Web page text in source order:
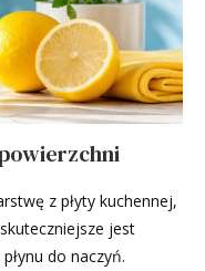
z płyty kuchennej,
jest
do naczyń.